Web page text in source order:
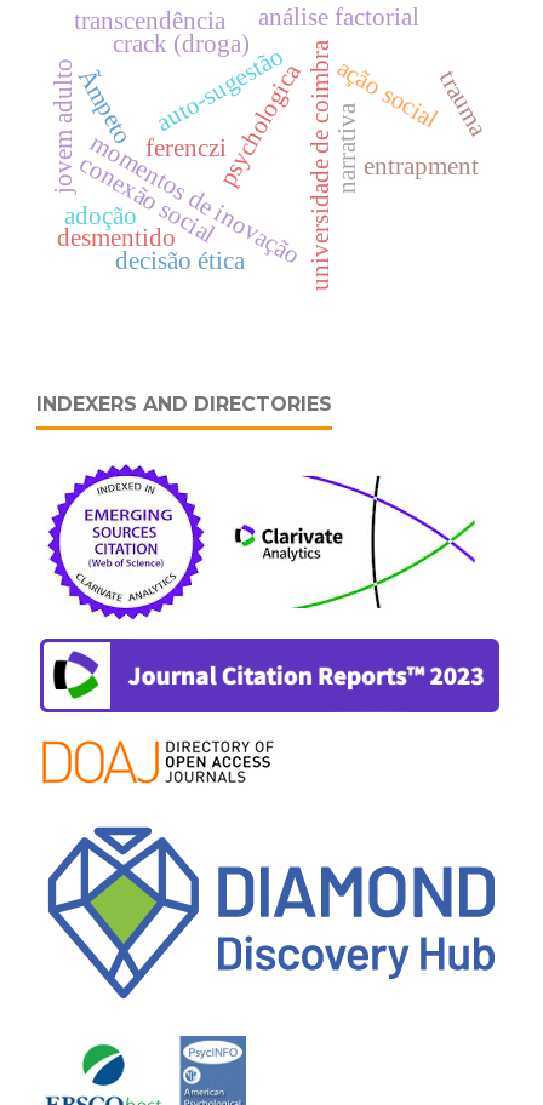
auto-sugestão universidade de coimbra
psychologica
análise factorial
narrativa
momentos de inovação entrapment
crack (droga)
conexão social
ação social
jovem adulto
decisão ética
ferenczi
trauma
desmentido
transcendência
Ãmpeto
adoção
INDEXERS AND DIRECTORIES